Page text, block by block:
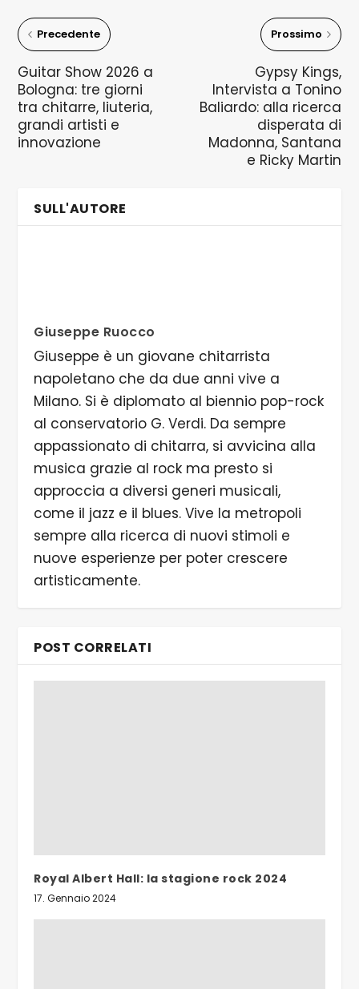
Precedente
Guitar Show 2026 a
Bologna: tre giorni
tra chitarre, liuteria,
grandi artisti e
innovazione
Prossimo
Gypsy Kings,
Intervista a Tonino
Baliardo: alla ricerca
disperata di
Madonna, Santana
e Ricky Martin
SULL'AUTORE
Giuseppe Ruocco
Giuseppe è un giovane chitarrista
napoletano che da due anni vive a
Milano. Si è diplomato al biennio pop-rock
al conservatorio G. Verdi. Da sempre
appassionato di chitarra, si avvicina alla
musica grazie al rock ma presto si
approccia a diversi generi musicali,
come il jazz e il blues. Vive la metropoli
sempre alla ricerca di nuovi stimoli e
nuove esperienze per poter crescere
artisticamente.
POST CORRELATI
Royal Albert Hall: la stagione rock 2024
17. Gennaio 2024